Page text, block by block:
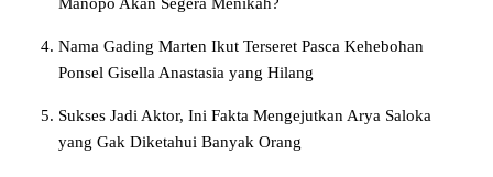
Nama Gading Marten Ikut Terseret Pasca Kehebohan
Ponsel Gisella Anastasia yang Hilang
Sukses Jadi Aktor, Ini Fakta Mengejutkan Arya Saloka
yang Gak Diketahui Banyak Orang